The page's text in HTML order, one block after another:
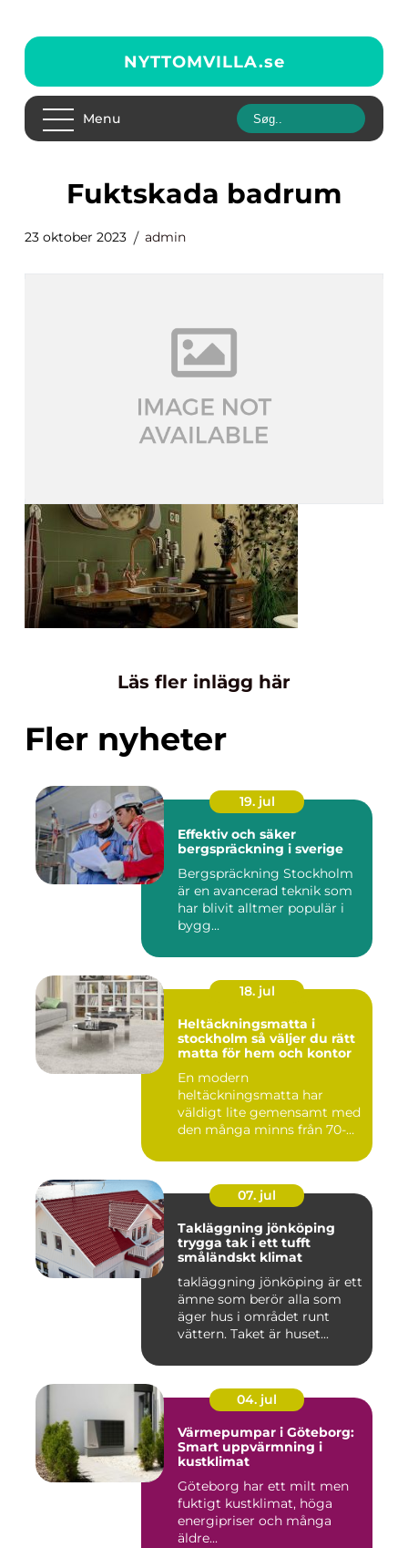
NYTTOMVILLA.se
Menu
fuktskada badrum
23 oktober 2023 admin
Läs fler inlägg här
Fler nyheter
19. jul
Effektiv och säker
bergspräckning i sverige
Bergspräckning Stockholm
är en avancerad teknik som
har blivit alltmer populär i
bygg...
18. jul
Heltäckningsmatta i
stockholm så väljer du rätt
matta för hem och kontor
En modern
heltäckningsmatta har
väldigt lite gemensamt med
den många minns från 70-
07. jul
Takläggning jönköping
trygga tak i ett tufft
småländskt klimat
takläggning jönköping är ett
ämne som berör alla som
äger hus i området runt
vättern. Taket är huset...
04. jul
Värmepumpar i Göteborg:
Smart uppvärmning i
kustklimat
Göteborg har ett milt men
fuktigt kustklimat, höga
energipriser och många
äldre...